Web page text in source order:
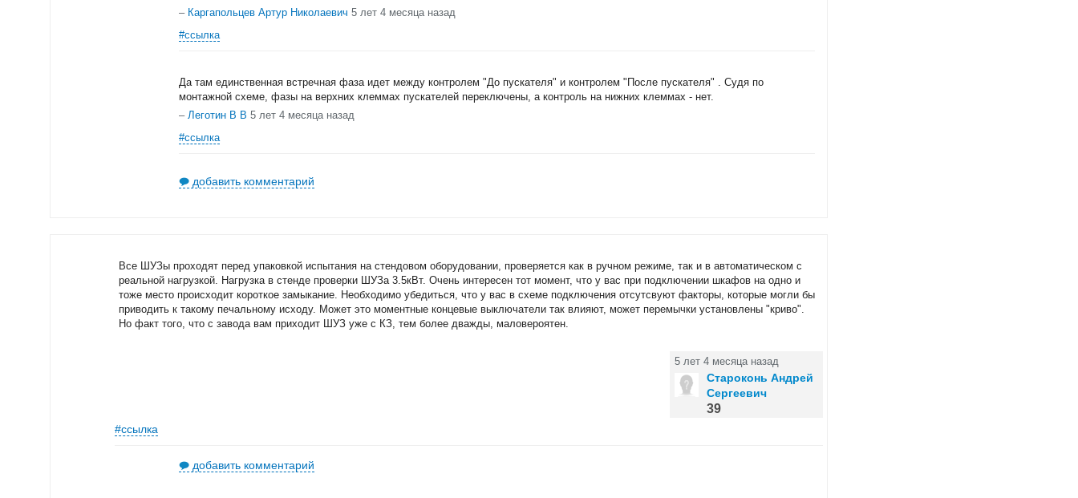
– Каргапольцев Артур Николаевич 5 лет 4 месяца назад
#ссылка
Да там единственная встречная фаза идет между контролем "До пускателя" и контролем "После пускателя" . Судя по
монтажной схеме, фазы на верхних клеммах пускателей переключены, а контроль на нижних клеммах - нет.
– Леготин В В 5 лет 4 месяца назад
#ссылка
добавить комментарий
Все ШУЗы проходят перед упаковкой испытания на стендовом оборудовании, проверяется как в ручном режиме, так и в автоматическом с
реальной нагрузкой. Нагрузка в стенде проверки ШУЗа 3.5кВт. Очень интересен тот момент, что у вас при подключении шкафов на одно и
тоже место происходит короткое замыкание. Необходимо убедиться, что у вас в схеме подключения отсутсвуют факторы, которые могли бы
приводить к такому печальному исходу. Может это моментные концевые выключатели так влияют, может перемычки установлены "криво".
Но факт того, что с завода вам приходит ШУЗ уже с КЗ, тем более дважды, маловероятен.
5 лет 4 месяца назад
Староконь Андрей
Сергеевич
39
#ссылка
добавить комментарий